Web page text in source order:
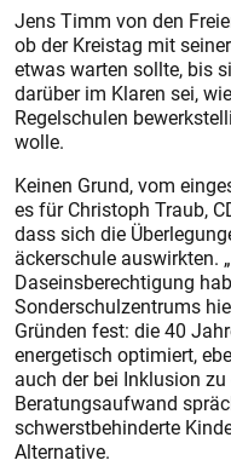
Jens Timm von den
ob der Kreistag mit
etwas warten sollte, bis
darüber im Klaren sei,
Regelschulen
wolle.
Keinen Grund, vom
es für Christoph Traub,
dass sich die
äckerschule auswirkten.
Daseinsberechtigung
Sonderschulzentrums
Gründen fest: die 40
energetisch optimiert,
auch der bei Inklusion
Beratungsaufwand
schwerstbehinderte
Alternative.